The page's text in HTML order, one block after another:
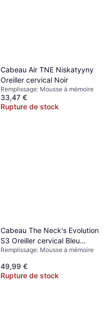
Cabeau Air TNE Niskatyyny
Oreiller cervical Noir
Remplissage: Mousse à mémoire
33,47 €
Rupture de stock
Cabeau The Neck's Evolution
S3 Oreiller cervical Bleu
(24x25cm)
Remplissage: Mousse à mémoire
49,99 €
Rupture de stock